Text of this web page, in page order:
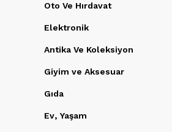
Oto Ve Hırdavat
Elektronik
Antika Ve Koleksiyon
Giyim ve Aksesuar
Gıda
Ev, Yaşam